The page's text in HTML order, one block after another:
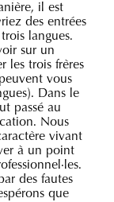
il est
des entrées
langues.
sur un
les trois frères
vous
Dans le
passé au
Nous
vivant
à un point
des fautes
que